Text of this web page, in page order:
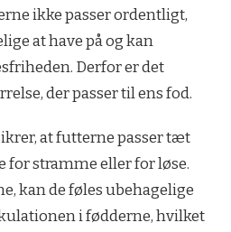
ikke passer ordentligt,
at have på og kan
Derfor er det
der passer til ens fod.
at futterne passer tæt
for stramme eller for løse.
kan de føles ubehagelige
i fødderne, hvilket